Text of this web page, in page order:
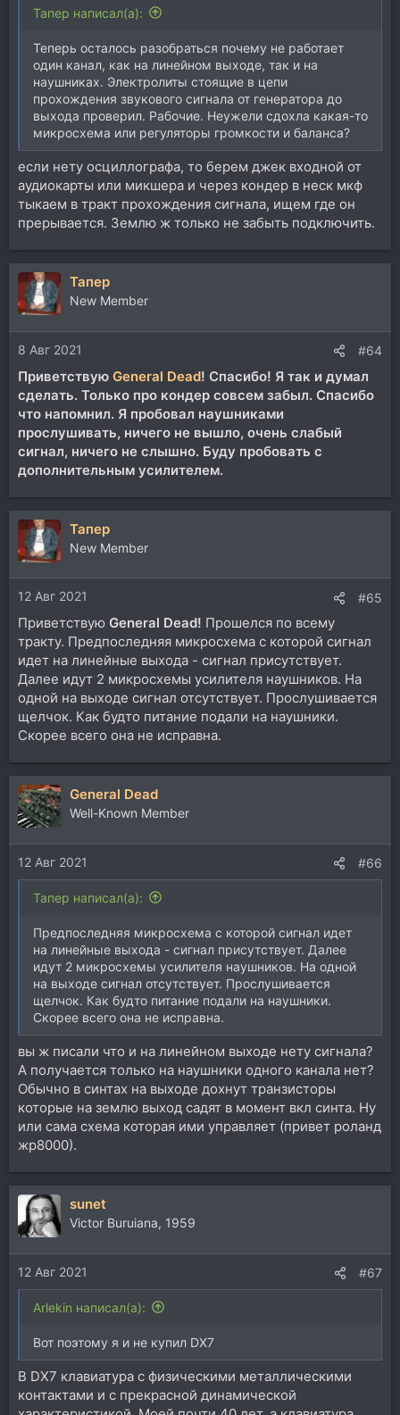
Тапер написал(а):
Теперь осталось разобраться почему не работает
один канал, как на линейном выходе, так и на
наушниках. Электролиты стоящие в цепи
прохождения звукового сигнала от генератора до
выхода проверил. Рабочие. Неужели сдохла какая-то
микросхема или регуляторы громкости и баланса?
если нету осциллографа, то берем джек входной от
аудиокарты или микшера и через кондер в неск мкф
тыкаем в тракт прохождения сигнала, ищем где он
прерывается. Землю ж только не забыть подключить.
Тапер
New Member
8 Авг 2021 #64
Приветствую General Dead! Спасибо! Я так и думал
сделать. Только про кондер совсем забыл. Спасибо
что напомнил. Я пробовал наушниками
прослушивать, ничего не вышло, очень слабый
сигнал, ничего не слышно. Буду пробовать с
дополнительным усилителем.
Тапер
New Member
12 Авг 2021 #65
Приветствую General Dead! Прошелся по всему
тракту. Предпоследняя микросхема с которой сигнал
идет на линейные выхода - сигнал присутствует.
Далее идут 2 микросхемы усилителя наушников. На
одной на выходе сигнал отсутствует. Прослушивается
щелчок. Как будто питание подали на наушники.
Скорее всего она не исправна.
General Dead
Well-Known Member
12 Авг 2021 #66
Тапер написал(а):
Предпоследняя микросхема с которой сигнал идет
на линейные выхода - сигнал присутствует. Далее
идут 2 микросхемы усилителя наушников. На одной
на выходе сигнал отсутствует. Прослушивается
щелчок. Как будто питание подали на наушники.
Скорее всего она не исправна.
вы ж писали что и на линейном выходе нету сигнала?
А получается только на наушники одного канала нет?
Обычно в синтах на выходе дохнут транзисторы
которые на землю выход садят в момент вкл синта. Ну
или сама схема которая ими управляет (привет роланд
жр8000).
sunet
Victor Buruiana, 1959
12 Авг 2021 #67
Arlekin написал(а):
Вот поэтому я и не купил DX7
В DX7 клавиатура с физическими металлическими
контактами и с прекрасной динамической